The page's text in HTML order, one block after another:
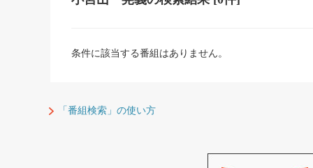
条件に該当する番組はありません。
「番組検索」の使い方